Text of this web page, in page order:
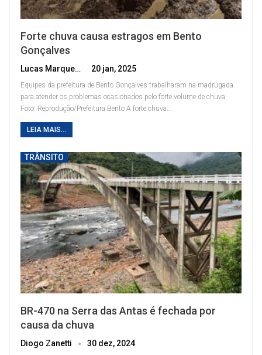
Forte chuva causa estragos em Bento
Gonçalves
Lucas Marques 20 jan, 2025
Equipes da prefeitura de Bento Gonçalves trabalharam na madrugada
para atender os problemas ocasionados pelo forte volume de chuva
Foto: Reprodução/Prefeitura Bento A forte chuva
LEIA MAIS...
TRÂNSITO
BR-470 na Serra das Antas é fechada por
causa da chuva
Diogo Zanetti 30 dez, 2024